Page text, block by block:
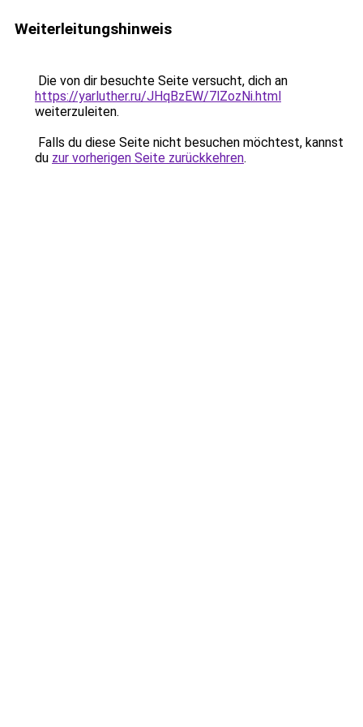
Weiterleitungshinweis
Die von dir besuchte Seite versucht, dich an
https://yarluther.ru/JHqBzEW/7lZozNi.html
weiterzuleiten.
Falls du diese Seite nicht besuchen möchtest, kannst
du zur vorherigen Seite zurückkehren.